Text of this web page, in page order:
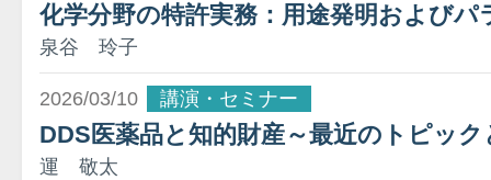
化学分野の特許実務：用途発明およびパ
泉谷 玲子
2026/03/10 講演・セミナー
DDS医薬品と知的財産～最近のトピッ
運 敬太